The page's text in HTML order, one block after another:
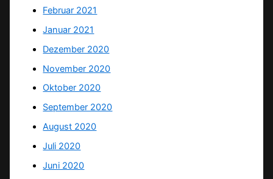
Februar 2021
Januar 2021
Dezember 2020
November 2020
Oktober 2020
September 2020
August 2020
Juli 2020
Juni 2020